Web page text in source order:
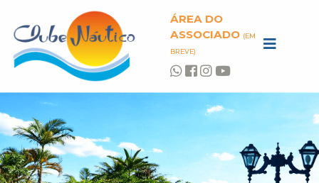
ÁREA DO
ASSOCIADO (EM
BREVE)